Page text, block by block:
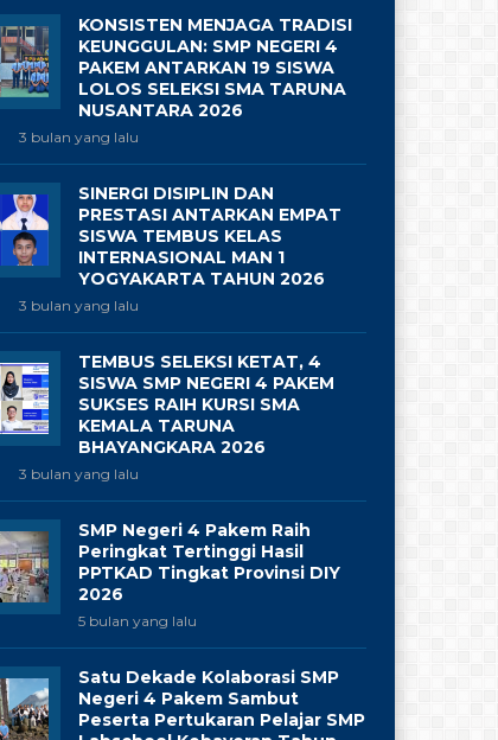
KONSISTEN MENJAGA TRADISI
KEUNGGULAN: SMP NEGERI 4
PAKEM ANTARKAN 19 SISWA
LOLOS SELEKSI SMA TARUNA
NUSANTARA 2026
3 bulan yang lalu
SINERGI DISIPLIN DAN
PRESTASI ANTARKAN EMPAT
SISWA TEMBUS KELAS
INTERNASIONAL MAN 1
YOGYAKARTA TAHUN 2026
3 bulan yang lalu
TEMBUS SELEKSI KETAT, 4
SISWA SMP NEGERI 4 PAKEM
SUKSES RAIH KURSI SMA
KEMALA TARUNA
BHAYANGKARA 2026
3 bulan yang lalu
SMP Negeri 4 Pakem Raih
Peringkat Tertinggi Hasil
PPTKAD Tingkat Provinsi DIY
2026
5 bulan yang lalu
Satu Dekade Kolaborasi SMP
Negeri 4 Pakem Sambut
Peserta Pertukaran Pelajar SMP